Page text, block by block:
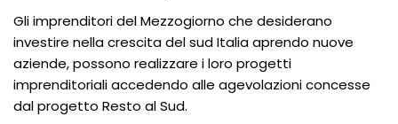
Gli imprenditori del Mezzogiorno che desiderano
investire nella crescita del sud Italia aprendo nuove
aziende, possono realizzare i loro progetti
imprenditoriali accedendo alle agevolazioni concesse
dal progetto Resto al Sud.